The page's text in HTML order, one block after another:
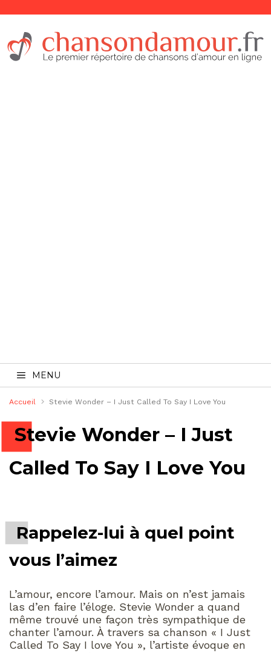
MENU
Accueil Stevie Wonder – I Just Called To Say I Love You
Stevie Wonder – I Just
Called To Say I Love You
Rappelez-lui à quel point
vous l’aimez
L’amour, encore l’amour. Mais on n’est jamais
las d’en faire l’éloge. Stevie Wonder a quand
même trouvé une façon très sympathique de
chanter l’amour. À travers sa chanson « I Just
Called To Say I love You », l’artiste évoque en